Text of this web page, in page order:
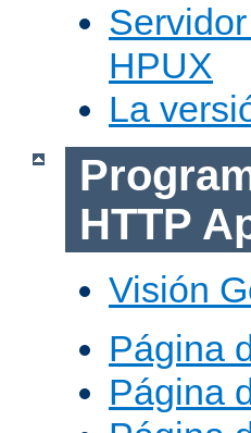
HPUX
La
HTTP
Visión
Página
Página